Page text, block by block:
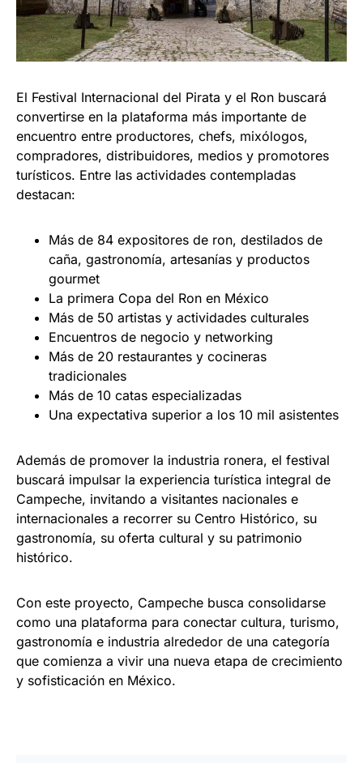
El Festival Internacional del Pirata y el Ron buscará
convertirse en la plataforma más importante de
encuentro entre productores, chefs, mixólogos,
compradores, distribuidores, medios y promotores
turísticos. Entre las actividades contempladas
destacan:
Más de 84 expositores de ron, destilados de
caña, gastronomía, artesanías y productos
gourmet
La primera Copa del Ron en México
Más de 50 artistas y actividades culturales
Encuentros de negocio y networking
Más de 20 restaurantes y cocineras
tradicionales
Más de 10 catas especializadas
Una expectativa superior a los 10 mil asistentes
Además de promover la industria ronera, el festival
buscará impulsar la experiencia turística integral de
Campeche, invitando a visitantes nacionales e
internacionales a recorrer su Centro Histórico, su
gastronomía, su oferta cultural y su patrimonio
histórico.
Con este proyecto, Campeche busca consolidarse
como una plataforma para conectar cultura, turismo,
gastronomía e industria alrededor de una categoría
que comienza a vivir una nueva etapa de crecimiento
y sofisticación en México.